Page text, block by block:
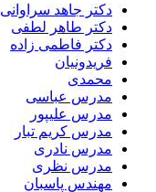
دکتر جاهد سراوانی
دکتر طاهر لطفی
دکتر فاطمی زاده
فریدونیان
محمدی
مدرس عباسی
مدرس علیپور
مدرس کریم تبار
مدرس نادری
مدرس نظری
مهندس پاسبان